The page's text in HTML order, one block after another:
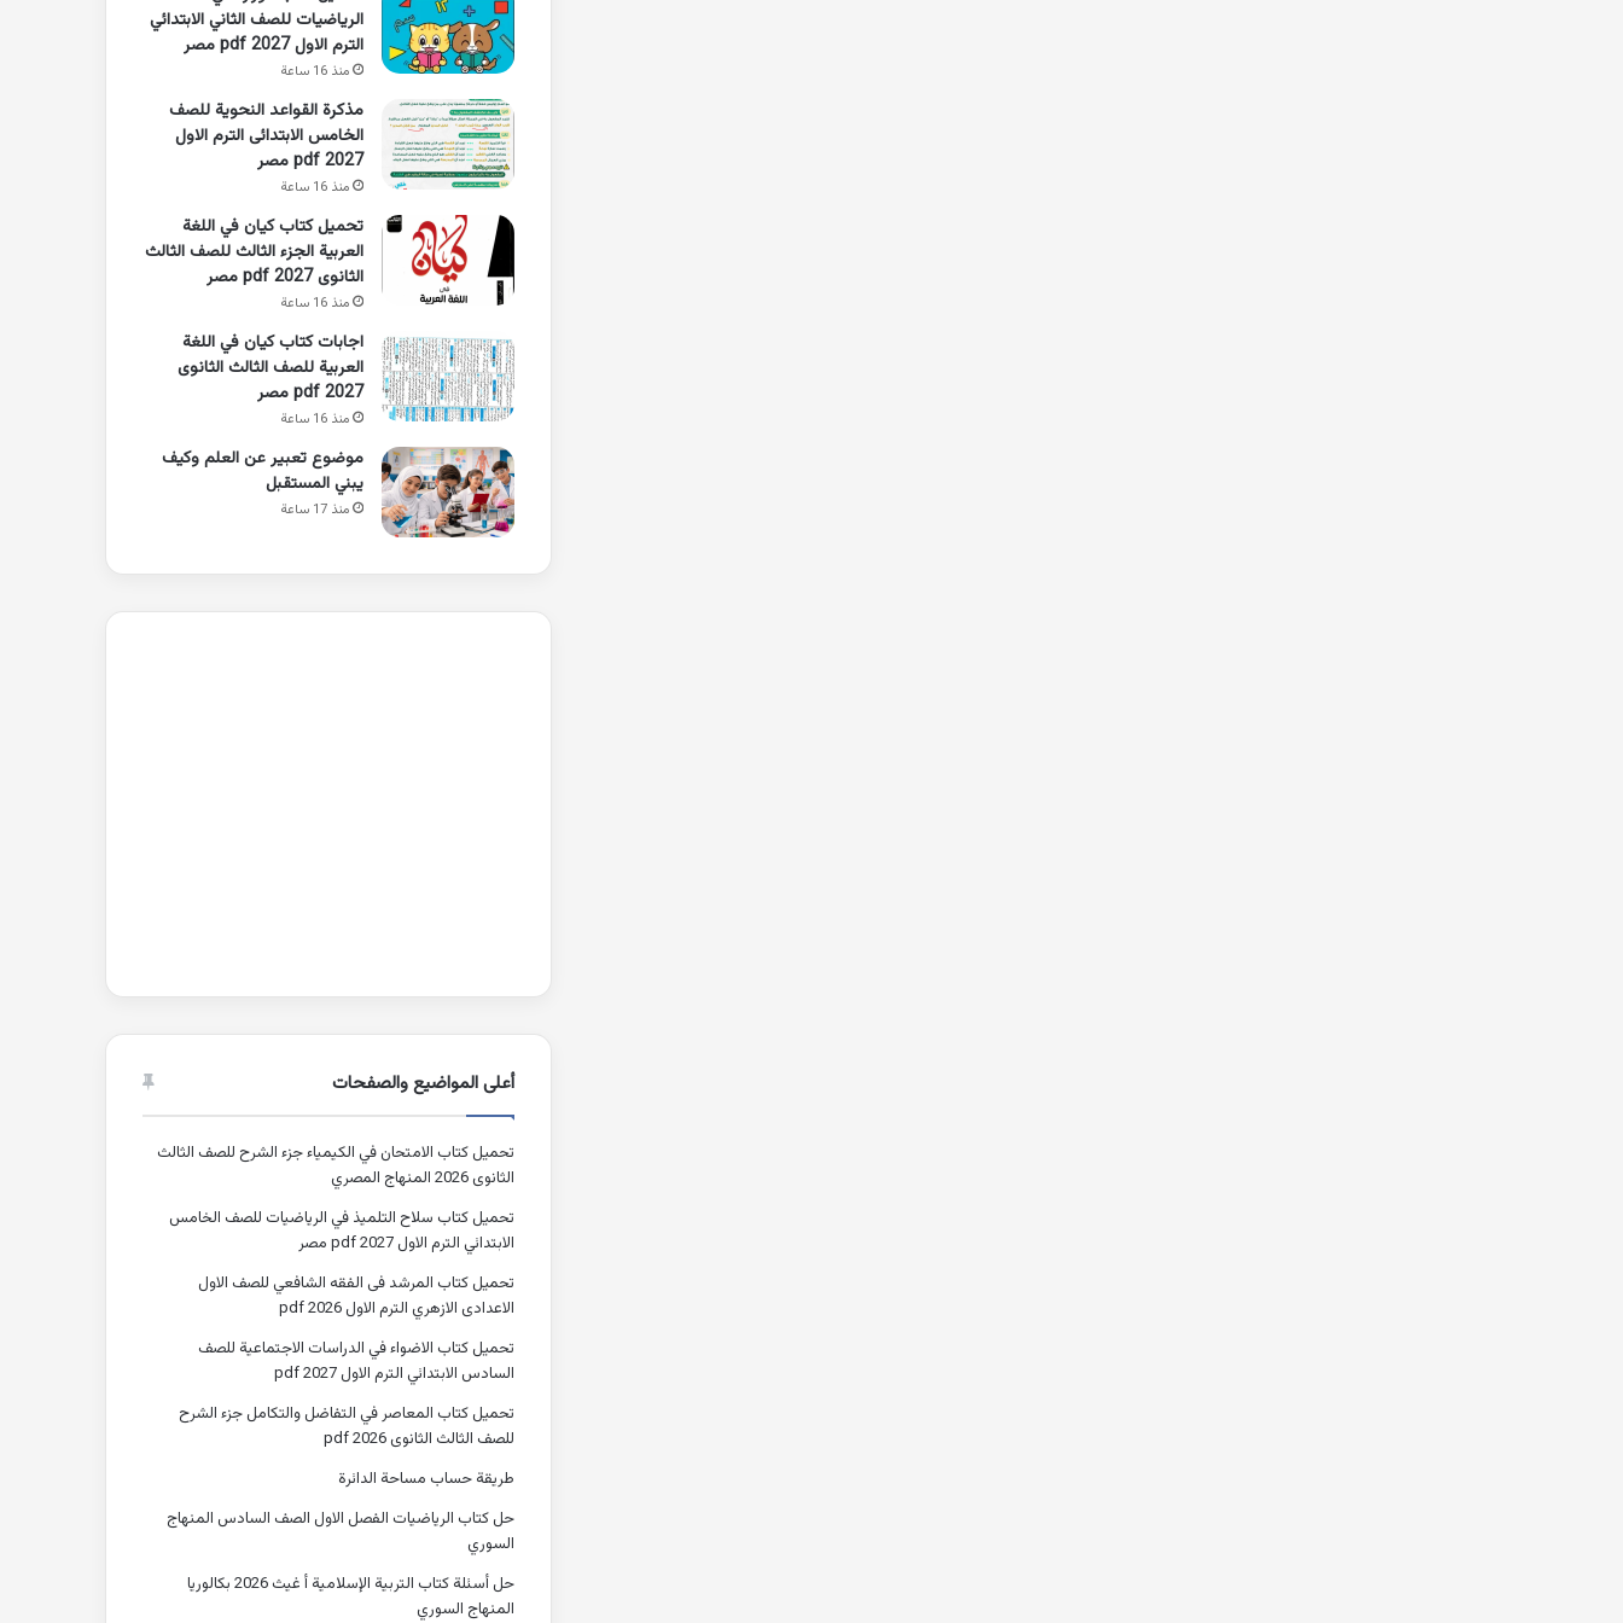
الرياضيات للصف الثاني الابتدائي
الترم الاول 2027 pdf مصر
منذ 16 ساعة
مذكرة القواعد النحوية للصف
الخامس الابتدائى الترم الاول
2027 pdf مصر
منذ 16 ساعة
تحميل كتاب كيان في اللغة
العربية الجزء الثالث للصف الثالث
الثانوى 2027 pdf مصر
منذ 16 ساعة
اجابات كتاب كيان في اللغة
العربية للصف الثالث الثانوى
2027 pdf مصر
منذ 16 ساعة
موضوع تعبير عن العلم وكيف
يبني المستقبل
منذ 17 ساعة
أعلى المواضيع والصفحات
تحميل كتاب الامتحان في الكيمياء جزء الشرح للصف الثالث
الثانوى 2026 المنهاج المصري
تحميل كتاب سلاح التلميذ في الرياضيات للصف الخامس
الابتدائي الترم الاول 2027 pdf مصر
تحميل كتاب المرشد فى الفقه الشافعي للصف الاول
الاعدادى الازهري الترم الاول 2026 pdf
تحميل كتاب الاضواء في الدراسات الاجتماعية للصف
السادس الابتدائي الترم الاول 2027 pdf
تحميل كتاب المعاصر في التفاضل والتكامل جزء الشرح
للصف الثالث الثانوى 2026 pdf
طريقة حساب مساحة الدائرة
حل كتاب الرياضيات الفصل الاول الصف السادس المنهاج
السوري
حل أسئلة كتاب التربية الإسلامية أ غيث 2026 بكالوريا
المنهاج السوري